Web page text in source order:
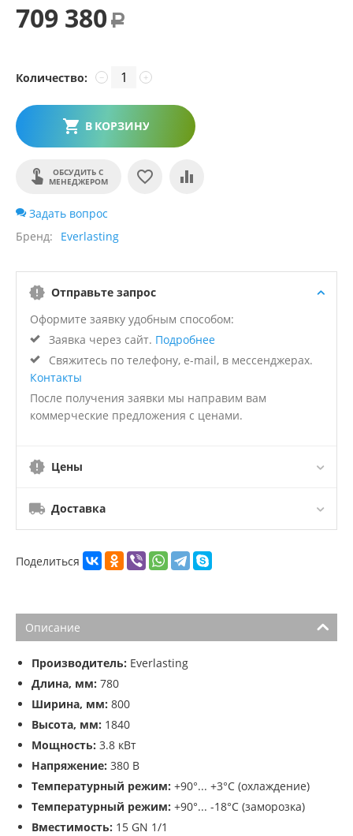
709 380 Р
Количество: +
−
В КОРЗИНУ
ОБСУДИТЬ С
МЕНЕДЖЕРОМ
Задать вопрос
Бренд
Everlasting
Отправьте запрос
Оформите заявку удобным способом:
Заявка через сайт. Подробнее
Свяжитесь по телефону, e-mail, в мессенджерах.
Контакты
После получения заявки мы направим вам
коммерческие предложения с ценами.
Цены
Доставка
Поделиться
Описание
Производитель: Everlasting
Длина, мм: 780
Ширина, мм: 800
Высота, мм: 1840
Мощность: 3.8 кВт
Напряжение: 380 В
Температурный режим: +90°... +3°С (охлаждение)
Температурный режим: +90°... -18°С (заморозка)
Вместимость: 15 GN 1/1